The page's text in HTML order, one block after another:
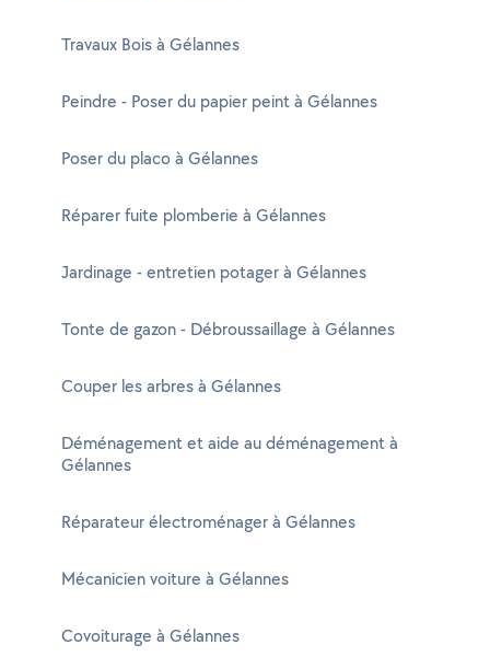
Travaux Bois à Gélannes
Peindre - Poser du papier peint à Gélannes
Poser du placo à Gélannes
Réparer fuite plomberie à Gélannes
Jardinage - entretien potager à Gélannes
Tonte de gazon - Débroussaillage à Gélannes
Couper les arbres à Gélannes
Déménagement et aide au déménagement à
Gélannes
Réparateur électroménager à Gélannes
Mécanicien voiture à Gélannes
Covoiturage à Gélannes